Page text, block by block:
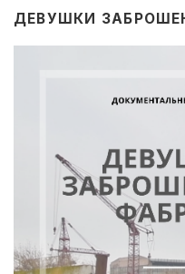
ДЕВУШКИ